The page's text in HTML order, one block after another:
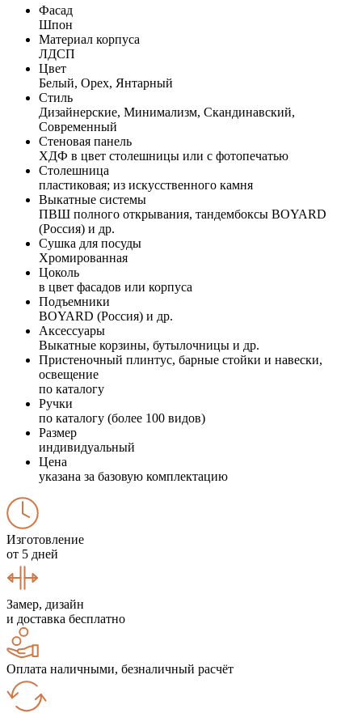
Фасад
Шпон
Материал корпуса
ЛДСП
Цвет
Белый, Орех, Янтарный
Стиль
Дизайнерские, Минимализм, Скандинавский,
Современный
Стеновая панель
ХДФ в цвет столешницы или с фотопечатью
Столешница
пластиковая; из искусственного камня
Выкатные системы
ПВШ полного открывания, тандембоксы BOYARD
(Россия) и др.
Сушка для посуды
Хромированная
Цоколь
в цвет фасадов или корпуса
Подъемники
BOYARD (Россия) и др.
Аксессуары
Выкатные корзины, бутылочницы и др.
Пристеночный плинтус, барные стойки и навески,
освещение
по каталогу
Ручки
по каталогу (более 100 видов)
Размер
индивидуальный
Цена
указана за базовую комплектацию
Изготовление
от 5 дней
Замер, дизайн
и доставка бесплатно
Оплата наличными, безналичный расчёт